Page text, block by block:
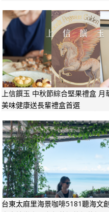
上信饌玉 中秋節綜合堅果禮盒 月
美味健康送長輩禮盒首選
台東太麻里海景咖啡5181聽海文